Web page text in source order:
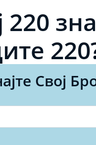
220
Свој